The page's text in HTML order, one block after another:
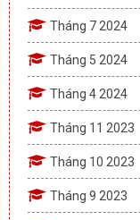
Tháng 7 2024
Tháng 5 2024
Tháng 4 2024
Tháng 11 2023
Tháng 10 2023
Tháng 9 2023